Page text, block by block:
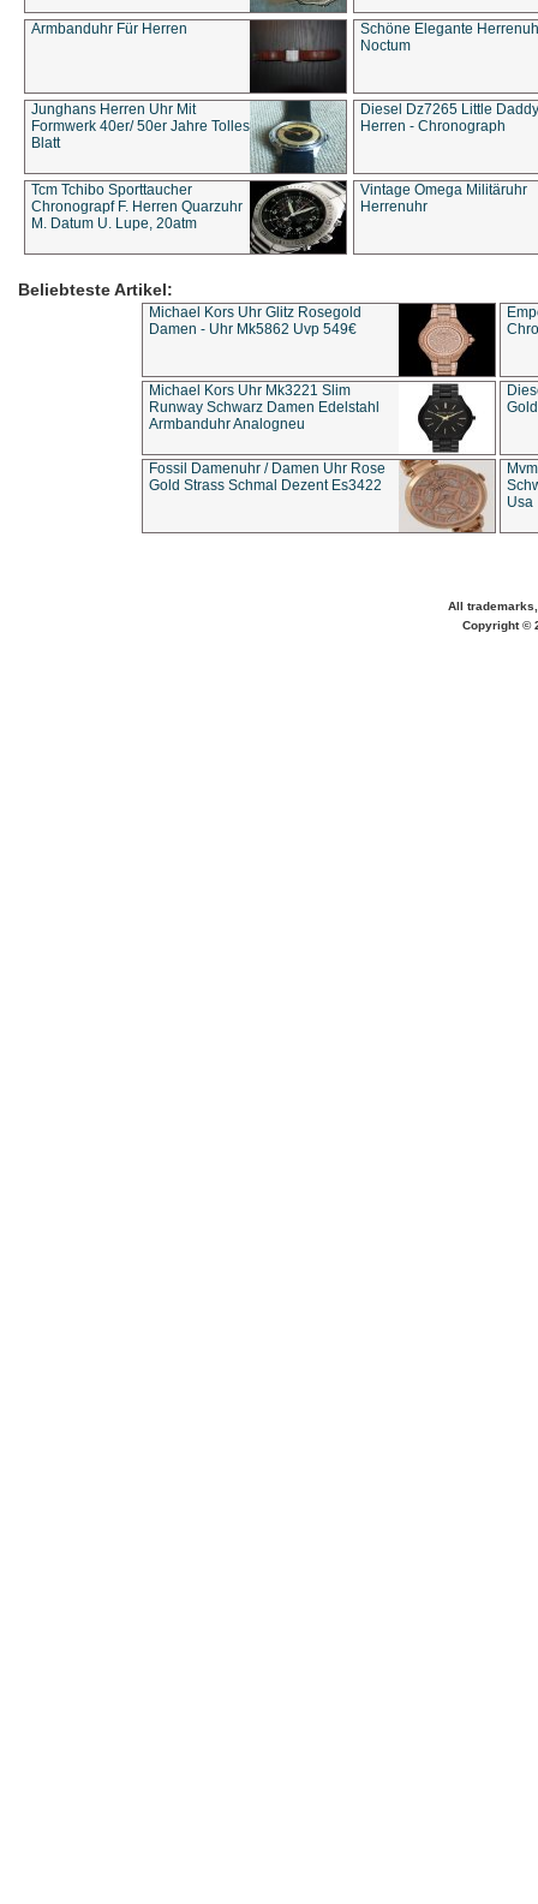
Armbanduhr Für Herren
Schöne Elegante
Noctum
Junghans Herren Uhr Mit
Formwerk 40er/ 50er Jahre Tolles
Blatt
Diesel Dz7265 Little Daddy
Herren - Chronograph
Tcm Tchibo Sporttaucher
Chronograpf F. Herren Quarzuhr
M. Datum U. Lupe, 20atm
Vintage Omega Militäruhr
Herrenuhr
Beliebteste Artikel:
Michael Kors Uhr Glitz Rosegold
Damen - Uhr Mk5862 Uvp 549€
Michael Kors Uhr Mk3221 Slim
Runway Schwarz Damen Edelstahl
Armbanduhr Analogneu
Fossil Damenuhr / Damen Uhr Rose
Gold Strass Schmal Dezent Es3422
Usa
All
Copyright ©